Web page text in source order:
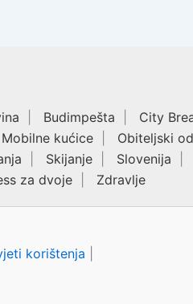
Budimpešta City
Mobilne kućice Obiteljski
Skijanje Slovenija
za dvoje Zdravlje
korištenja